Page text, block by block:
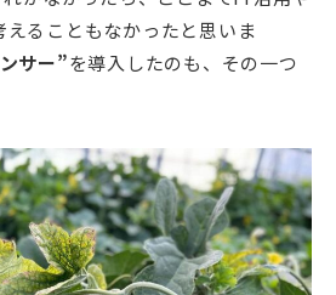
ることもなかったと思いま
サー”を導入したのも、その一つ